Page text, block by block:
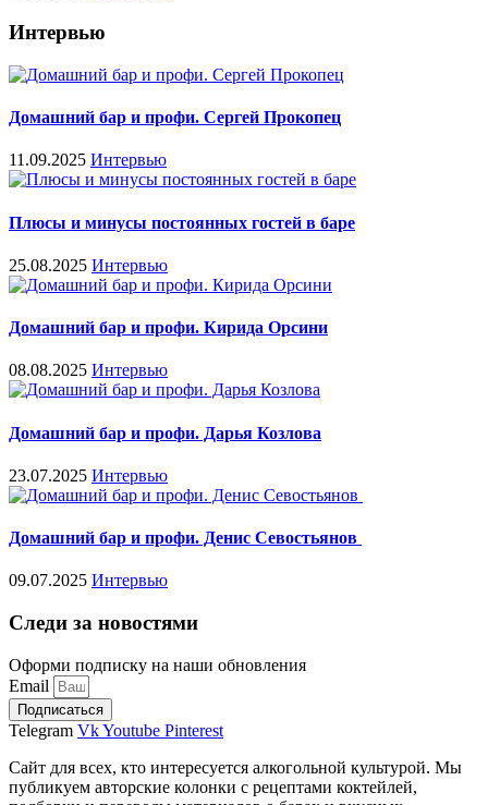
Интервью
Домашний бар и профи. Сергей Прокопец
11.09.2025 Интервью
Плюсы и минусы постоянных гостей в баре
25.08.2025 Интервью
Домашний бар и профи. Кирида Орсини
08.08.2025 Интервью
Домашний бар и профи. Дарья Козлова
23.07.2025 Интервью
Домашний бар и профи. Денис Севостьянов
09.07.2025 Интервью
Следи за новостями
Оформи подписку на наши обновления
Email
Подписаться
Telegram VkYoutube Pinterest
Сайт для всех, кто интересуется алкогольной культурой. Мы
публикуем авторские колонки с рецептами коктейлей,